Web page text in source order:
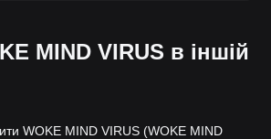
MIND VIRUS в іншій
WOKE MIND VIRUS (WOKE MIND